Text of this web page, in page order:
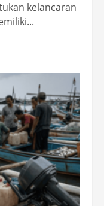
kelancaran